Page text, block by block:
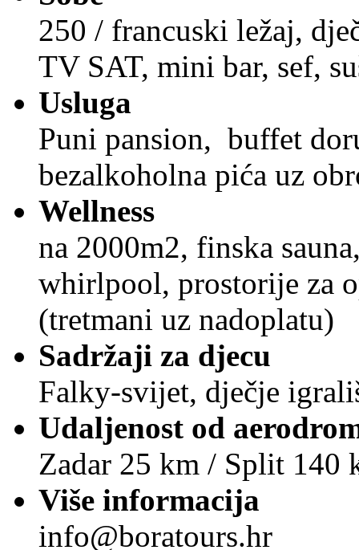
250 / francuski ležaj,
TV SAT, mini bar, sef,
Usluga
Puni pansion, buffet
bezalkoholna pića uz
Wellness
na 2000m2, finska
whirlpool, prostorije za
(tretmani uz nadoplatu)
Sadržaji za djecu
Falky-svijet, dječje
Udaljenost od
Zadar 25 km / Split 140
Više informacija
info@boratours.hr